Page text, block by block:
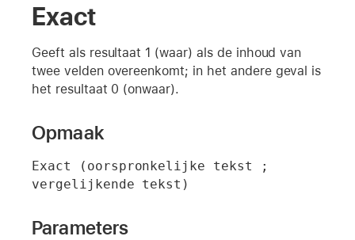
Exact
Geeft als resultaat 1 (waar) als de inhoud van
twee velden overeenkomt; in het andere geval is
het resultaat 0 (onwaar).
Opmaak
Exact (oorspronkelijke tekst ;
vergelijkende tekst)
Parameters